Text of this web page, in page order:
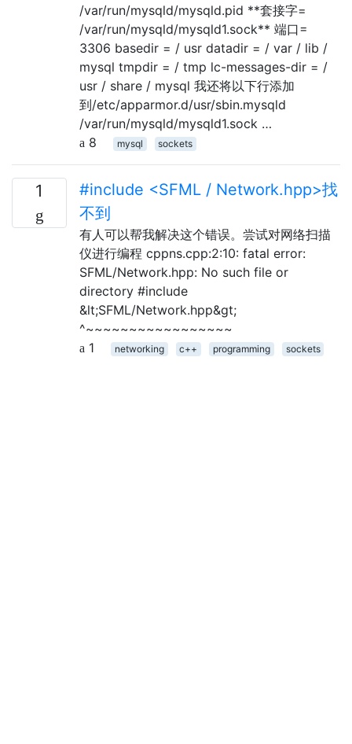
/var/run/mysqld/mysqld.pid **套接字=
/var/run/mysqld/mysqld1.sock** 端口=
3306 basedir = / usr datadir = / var / lib /
mysql tmpdir = / tmp lc-messages-dir = /
usr / share / mysql 我还将以下行添加
到/etc/apparmor.d/usr/sbin.mysqld
/var/run/mysqld/mysqld1.sock …
8
mysql sockets
1
#include <SFML / Network.hpp>找
不到
有人可以帮我解决这个错误。尝试对网络扫描
仪进行编程 cppns.cpp:2:10: fatal error:
SFML/Network.hpp: No such file or
directory #include
&lt;SFML/Network.hpp&gt;
^~~~~~~~~~~~~~~~~~
1
networking c++ programming sockets